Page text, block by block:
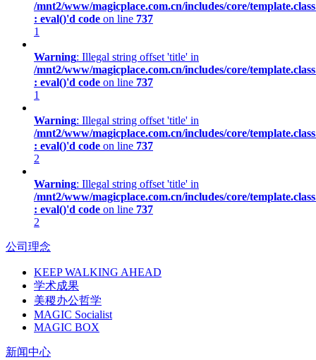
/mnt2/www/magicplace.com.cn/includes/core/
: eval()'d code on line 737
1
Warning: Illegal string offset 'title' in
/mnt2/www/magicplace.com.cn/includes/core/
: eval()'d code on line 737
1
Warning: Illegal string offset 'title' in
/mnt2/www/magicplace.com.cn/includes/core/
: eval()'d code on line 737
2
Warning: Illegal string offset 'title' in
/mnt2/www/magicplace.com.cn/includes/core/
: eval()'d code on line 737
2
公司理念
KEEP WALKING AHEAD
学术成果
美稷办公哲学
MAGIC Socialist
MAGIC BOX
新闻中心